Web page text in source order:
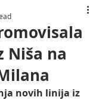
Niša na
novih linija iz